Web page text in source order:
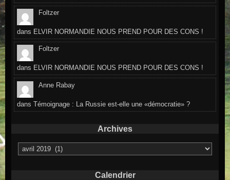
Foltzer
dans ELVIR NORMANDIE NOUS PREND POUR DES CONS !
Foltzer
dans ELVIR NORMANDIE NOUS PREND POUR DES CONS !
Anne Rabay
dansTémoignage : La Russie est-elle une «démocratie» ?
Archives
Archives
Calendrier